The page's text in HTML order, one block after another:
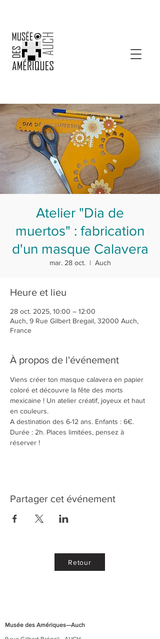
Atelier "Dia de
muertos" : fabrication
d'un masque Calavera
mar. 28 oct.
  |
Auch
Heure et lieu
28 oct. 2025, 10:00 – 12:00
Auch, 9 Rue Gilbert Bregail, 32000 Auch,
France
À propos de l'événement
Viens créer ton masque calavera en papier
coloré et découvre la fête des morts
mexicaine ! Un atelier créatif, joyeux et haut
en couleurs.
A destination des 6-12 ans. Enfants : 6€.
Durée : 2h. Places limitées, pensez à
réserver !
Partager cet événement
Retour
Musée des Amériques—Auch